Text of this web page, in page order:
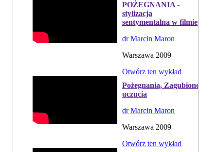
POŻEGNANIA -
stylizacja
sentymentalna w filmie
dr Marcin Maron
Warszawa 2009
Otwórz ten wykład
Pożegnania, Zagubione
uczucia
dr Marcin Maron
Warszawa 2009
Otwórz ten wykład